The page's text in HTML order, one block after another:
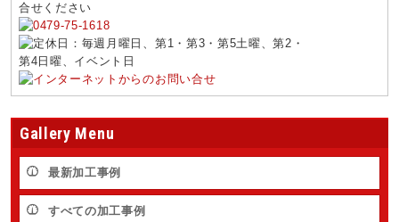
Gallery Menu
最新加工事例
すべての加工事例